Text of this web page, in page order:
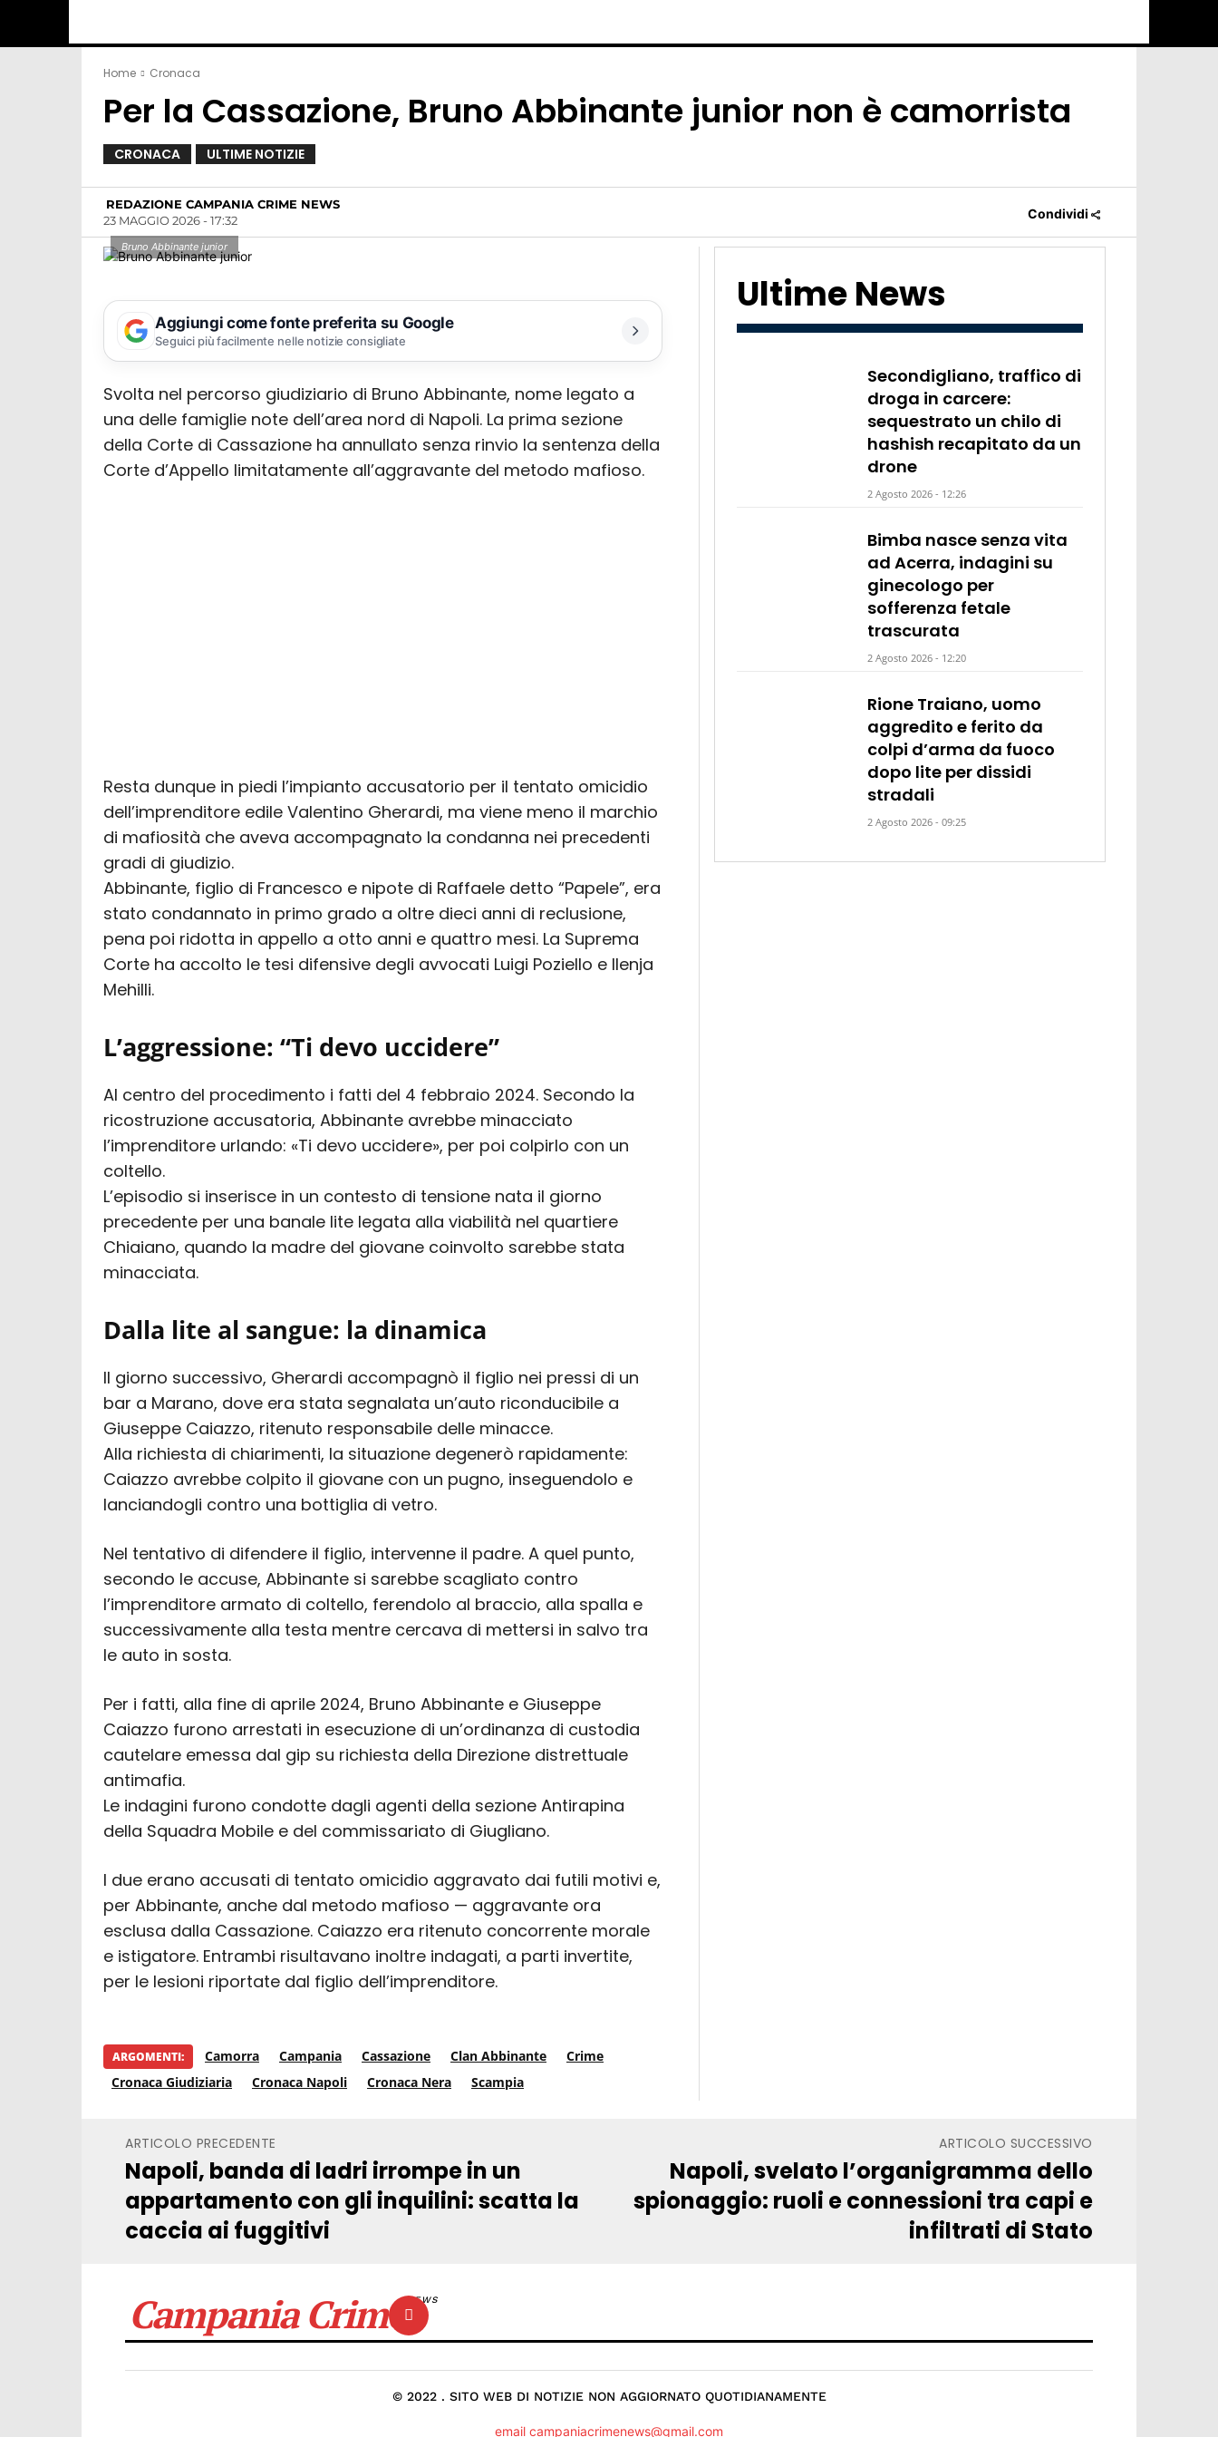
Home Cronaca
Per la Cassazione, Bruno Abbinante junior non è camorrista
CRONACA ULTIME NOTIZIE
REDAZIONE CAMPANIA CRIME NEWS
23 MAGGIO 2026 - 17:32
Condividi
Ultime News
Secondigliano, traffico di
droga in carcere:
sequestrato un chilo di
hashish recapitato da un
drone
2 Agosto 2026 - 12:26
Bimba nasce senza vita
ad Acerra, indagini su
ginecologo per
sofferenza fetale
trascurata
2 Agosto 2026 - 12:20
Rione Traiano, uomo
aggredito e ferito da
colpi d’arma da fuoco
dopo lite per dissidi
stradali
2 Agosto 2026 - 09:25
Bruno Abbinante junior
Aggiungi come fonte preferita su Google
Seguici più facilmente nelle notizie consigliate
Svolta nel percorso giudiziario di Bruno Abbinante, nome legato a
una delle famiglie note dell’area nord di Napoli. La prima sezione
della Corte di Cassazione ha annullato senza rinvio la sentenza della
Corte d’Appello limitatamente all’aggravante del metodo mafioso.
Resta dunque in piedi l’impianto accusatorio per il tentato omicidio
dell’imprenditore edile Valentino Gherardi, ma viene meno il marchio
di mafiosità che aveva accompagnato la condanna nei precedenti
gradi di giudizio.
Abbinante, figlio di Francesco e nipote di Raffaele detto “Papele”, era
stato condannato in primo grado a oltre dieci anni di reclusione,
pena poi ridotta in appello a otto anni e quattro mesi. La Suprema
Corte ha accolto le tesi difensive degli avvocati Luigi Poziello e Ilenja
Mehilli.
L’aggressione: “Ti devo uccidere”
Al centro del procedimento i fatti del 4 febbraio 2024. Secondo la
ricostruzione accusatoria, Abbinante avrebbe minacciato
l’imprenditore urlando: «Ti devo uccidere», per poi colpirlo con un
coltello.
L’episodio si inserisce in un contesto di tensione nata il giorno
precedente per una banale lite legata alla viabilità nel quartiere
Chiaiano, quando la madre del giovane coinvolto sarebbe stata
minacciata.
Dalla lite al sangue: la dinamica
Il giorno successivo, Gherardi accompagnò il figlio nei pressi di un
bar a Marano, dove era stata segnalata un’auto riconducibile a
Giuseppe Caiazzo, ritenuto responsabile delle minacce.
Alla richiesta di chiarimenti, la situazione degenerò rapidamente:
Caiazzo avrebbe colpito il giovane con un pugno, inseguendolo e
lanciandogli contro una bottiglia di vetro.
Nel tentativo di difendere il figlio, intervenne il padre. A quel punto,
secondo le accuse, Abbinante si sarebbe scagliato contro
l’imprenditore armato di coltello, ferendolo al braccio, alla spalla e
successivamente alla testa mentre cercava di mettersi in salvo tra
le auto in sosta.
Per i fatti, alla fine di aprile 2024, Bruno Abbinante e Giuseppe
Caiazzo furono arrestati in esecuzione di un’ordinanza di custodia
cautelare emessa dal gip su richiesta della Direzione distrettuale
antimafia.
Le indagini furono condotte dagli agenti della sezione Antirapina
della Squadra Mobile e del commissariato di Giugliano.
I due erano accusati di tentato omicidio aggravato dai futili motivi e,
per Abbinante, anche dal metodo mafioso — aggravante ora
esclusa dalla Cassazione. Caiazzo era ritenuto concorrente morale
e istigatore. Entrambi risultavano inoltre indagati, a parti invertite,
per le lesioni riportate dal figlio dell’imprenditore.
ARGOMENTI: Camorra Campania Cassazione Clan Abbinante
Crime
Cronaca Giudiziaria
Cronaca Napoli Cronaca Nera Scampia
ARTICOLO PRECEDENTE
Napoli, banda di ladri irrompe in un
appartamento con gli inquilini: scatta la
caccia ai fuggitivi
ARTICOLO SUCCESSIVO
Napoli, svelato l’organigramma dello
spionaggio: ruoli e connessioni tra capi e
infiltrati di Stato
Campania CrimeNEWS
© 2022 . SITO WEB DI NOTIZIE NON AGGIORNATO QUOTIDIANAMENTE
email campaniacrimenews@gmail.com